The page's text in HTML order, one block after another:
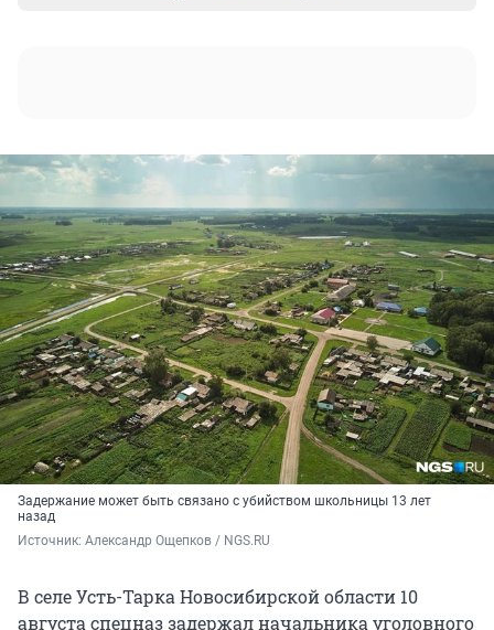
Задержание может быть связано с убийством школьницы 13 лет
назад
Источник: Александр Ощепков / NGS.RU
В селе Усть-Тарка Новосибирской области 10
августа спецназ задержал начальника уголовного